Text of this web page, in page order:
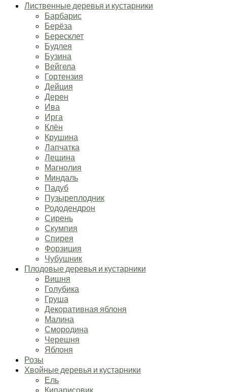
Лиственные деревья и кустарники
Барбарис
Берёза
Бересклет
Будлея
Бузина
Вейгела
Гортензия
Дейция
Дерен
Ива
Ирга
Клён
Крушина
Лапчатка
Лещина
Магнолия
Миндаль
Падуб
Пузыреплодник
Рододендрон
Сирень
Скумпия
Спирея
Форзиция
Чубушник
Плодовые деревья и кустарники
Вишня
Голубика
Груша
Декоративная яблоня
Малина
Смородина
Черешня
Яблоня
Розы
Хвойные деревья и кустарники
Ель
Кипарисовик